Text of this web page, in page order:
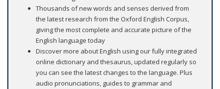
Thousands of new words and senses derived from
the latest research from the Oxford English Corpus,
giving the most complete and accurate picture of the
English language today
Discover more about English using our fully integrated
online dictionary and thesaurus, updated regularly so
you can see the latest changes to the language. Plus
audio pronunciations, guides to grammar and